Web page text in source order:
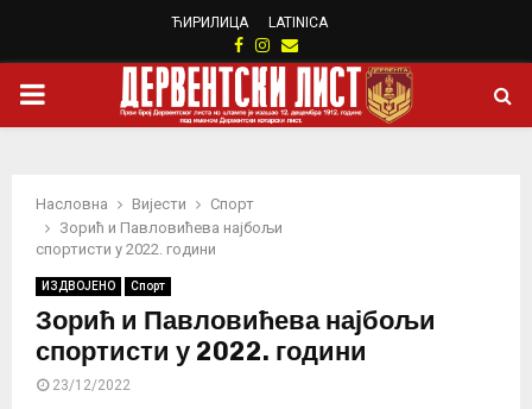
ЋИРИЛИЦА LATINICA
Facebook
Instagram
Email
PRIMARY
Насловна Вијести
Спорт
Зорић и Павловићева најбољи
спортисти у 2022. години
ИЗДВОЈЕНО Спорт
Зорић и Павловићева најбољи
спортисти у 2022. години
23/12/2022